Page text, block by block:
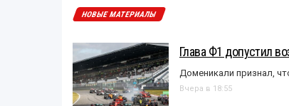
НОВЫЕ МАТЕРИАЛЫ
Глава Ф1 допустил
Доменикали признал,
Вчера в 18:55